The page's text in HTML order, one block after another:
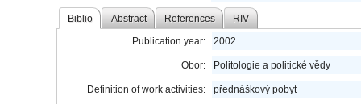
Biblio Abstract References RIV
Publication year: 2002
Obor: Politologie a politické vědy
Definition of work activities: přednáškový pobyt